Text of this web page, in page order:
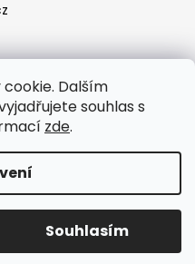
Dalším
souhlas s
zde.
Souhlasím
Shoptet
. Všechna práva vyhrazena.